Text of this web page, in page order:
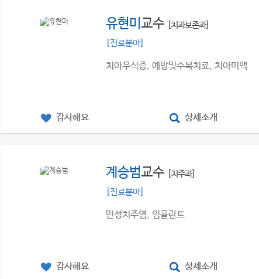
유현미 교수
[치과보존과]
[진료분야]
치아우식증, 예방및수복치료, 치아미백
감사해요 상세소개
계승범교수
[치주과]
[진료분야]
만성치주염, 임플란트
감사해요 상세소개